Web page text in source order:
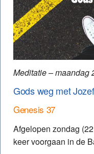
Meditatie – maandag
Gods weg met Jozef
Genesis 37
Afgelopen zondag
keer voorgaan in de